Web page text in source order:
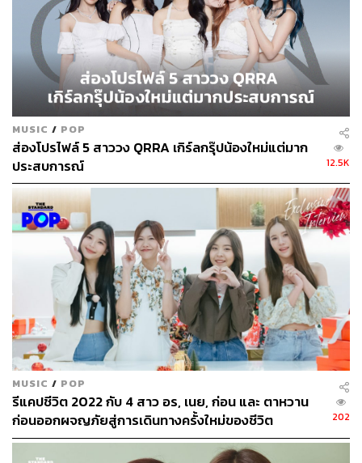
MUSIC / POP
ส่องโปรไฟล์ 5 สาววง QRRA เกิร์ลกรุ๊ปน้องใหม่แต่มาก
ประสบการณ์
12.5K
MUSIC / POP
รีแคปชีวิต 2022 กับ 4 สาว อร, เนย, ก่อน และ ตาหวาน
ก่อนออกผจญภัยสู่การเดินทางครั้งใหม่ของชีวิต
202